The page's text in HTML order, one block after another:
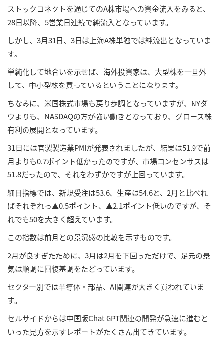
ストックコネクトを通じてのA株市場への資金流入をみると、
28日以降、5営業日連続で純流入となっています。
しかし、3月31日、3日は上海A株単独では純流出となっていま
す。
単純化して地合いを示せば、海外投資家は、大型株を一旦外
して、中小型株を買っているということになります。
ちなみに、米国株式市場も戻り歩調となっていますが、NYダ
ウよりも、NASDAQの方が強い動きとなっており、グロース株
有利の展開となっています。
31日には官製製造業PMIが発表されましたが、結果は51.9で前
月よりも0.7ポイント低かったのですが、市場コンセンサスは
51.8だったので、それをわずかですが上回っています。
細目指標では、新規受注は53.6、生産は54.6と、2月と比べれ
ばそれぞれっ▲0.5ポイント、▲2.1ポイント低いのですが、そ
れでも50を大きく超えています。
この指数は前月との景況感の比較を示すものです。
2月が良すぎたために、3月は2月を下回っただけで、足元の景
気は順調に回復基調をたどっています。
セクター別では半導体・部品、AI関連が大きく買われていま
す。
セルサイドからは中国版Chat GPT関連の開発が急速に進むと
いった見方を示すレポートがたくさん出てきています。